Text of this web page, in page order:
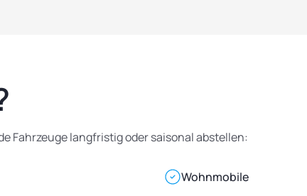
Fahrzeuge langfristig oder saisonal abstellen:
Wohnmobile